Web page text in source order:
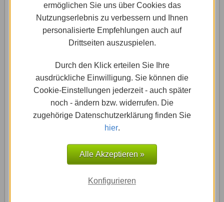
ermöglichen Sie uns über Cookies das
Nutzungserlebnis zu verbessern und Ihnen
personalisierte Empfehlungen auch auf
Drittseiten auszuspielen.
Durch den Klick erteilen Sie Ihre
ausdrückliche Einwilligung. Sie können die
Cookie-Einstellungen jederzeit - auch später
noch - ändern bzw. widerrufen. Die
zugehörige Datenschutzerklärung finden Sie
hier.
Alle Akzeptieren »
Konfigurieren
Überprüfen, ob damit die Wunsch-Website
erstellt werden kann
Viele, die eine eigene
Website erstellen
Vorstellungen, wie diese aussehen soll.
Das betrifft den Aufbau, den Inhalt und die Funktionen,
die man seinen Besuchern bieten möchte. Je
spezieller diese Wünsche sind, desto eher fragt man
sich natürlich, ob man dies mit dem Homepage-
Baukasten, den man ins Auge gefasst hat, überhaupt
an, kann man das einfach selbst herausfinden!